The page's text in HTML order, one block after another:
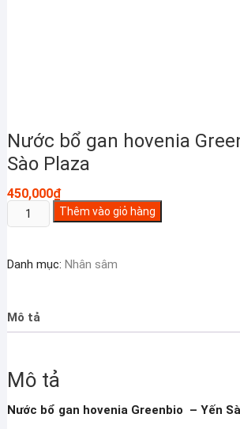
Nước bổ gan hovenia
Sào Plaza
450,000₫
Nước
bổ
hovenia
Yến
số
Thêm vào giỏ hàng
Danh mục: Nhân sâm
Mô tả
Mô tả
Nước bổ gan hovenia Greenbio – Yến